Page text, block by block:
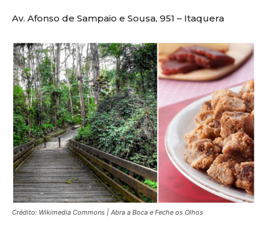
Av. Afonso de Sampaio e Sousa, 951 – Itaquera
Crédito: Wikimedia Commons | Abra a Boca e Feche os Olhos